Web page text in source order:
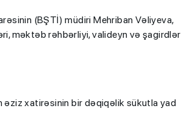
(BŞTİ) müdiri Mehriban Vəliyeva,
məktəb rəhbərliyi, valideyn və şagirdlər
xatirəsinin bir dəqiqəlik sükutla yad